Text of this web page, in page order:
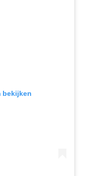
bekijken